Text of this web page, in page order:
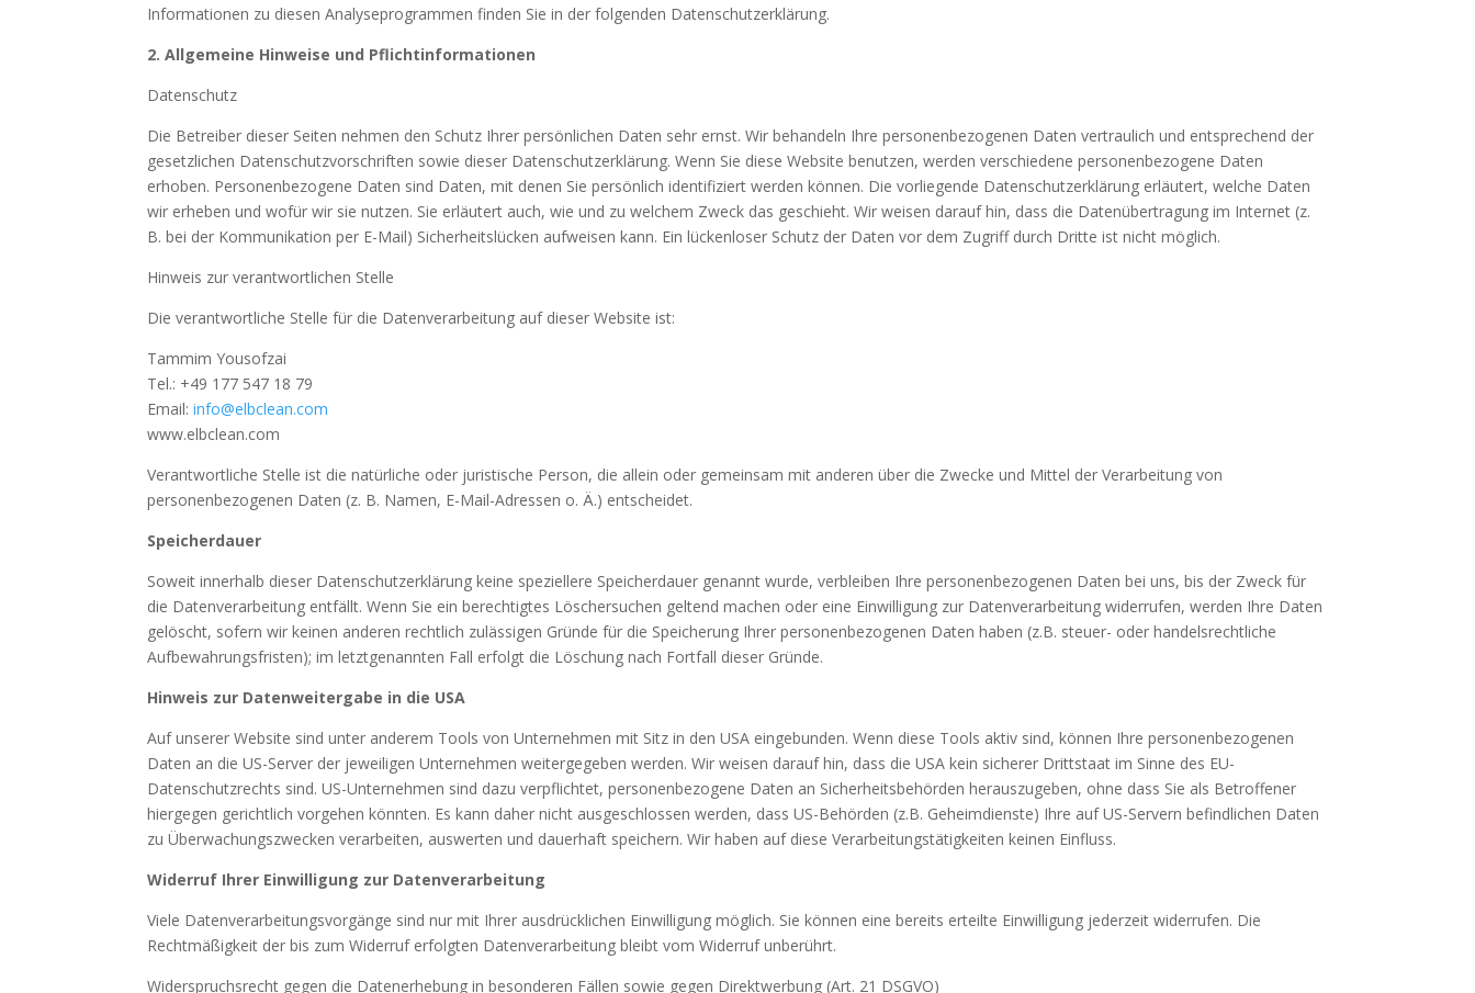
Informationen zu diesen Analyseprogrammen finden Sie in der folgenden Datenschutzerklärung.
2. Allgemeine Hinweise und Pflicht­informationen
Datenschutz
Die Betreiber dieser Seiten nehmen den Schutz Ihrer persönlichen Daten sehr ernst. Wir behandeln Ihre personenbezogenen Daten vertraulich und entsprechend der
gesetzlichen Datenschutzvorschriften sowie dieser Datenschutzerklärung. Wenn Sie diese Website benutzen, werden verschiedene personenbezogene Daten
erhoben. Personenbezogene Daten sind Daten, mit denen Sie persönlich identifiziert werden können. Die vorliegende Datenschutzerklärung erläutert, welche Daten
wir erheben und wofür wir sie nutzen. Sie erläutert auch, wie und zu welchem Zweck das geschieht. Wir weisen darauf hin, dass die Datenübertragung im Internet (z.
B. bei der Kommunikation per E-Mail) Sicherheitslücken aufweisen kann. Ein lückenloser Schutz der Daten vor dem Zugriff durch Dritte ist nicht möglich.
Hinweis zur verantwortlichen Stelle
Die verantwortliche Stelle für die Datenverarbeitung auf dieser Website ist:
Tammim Yousofzai
Tel.: +49 177 547 18 79
Email:info@elbclean.com
www.elbclean.com
Verantwortliche Stelle ist die natürliche oder juristische Person, die allein oder gemeinsam mit anderen über die Zwecke und Mittel der Verarbeitung von
personenbezogenen Daten (z. B. Namen, E-Mail-Adressen o. Ä.) entscheidet.
Speicherdauer
Soweit innerhalb dieser Datenschutzerklärung keine speziellere Speicherdauer genannt wurde, verbleiben Ihre personenbezogenen Daten bei uns, bis der Zweck für
die Datenverarbeitung entfällt. Wenn Sie ein berechtigtes Löschersuchen geltend machen oder eine Einwilligung zur Datenverarbeitung widerrufen, werden Ihre Daten
gelöscht, sofern wir keinen anderen rechtlich zulässigen Gründe für die Speicherung Ihrer personenbezogenen Daten haben (z.B. steuer- oder handelsrechtliche
Aufbewahrungsfristen); im letztgenannten Fall erfolgt die Löschung nach Fortfall dieser Gründe.
Hinweis zur Datenweitergabe in die USA
Auf unserer Website sind unter anderem Tools von Unternehmen mit Sitz in den USA eingebunden. Wenn diese Tools aktiv sind, können Ihre personenbezogenen
Daten an die US-Server der jeweiligen Unternehmen weitergegeben werden. Wir weisen darauf hin, dass die USA kein sicherer Drittstaat im Sinne des EU-
Datenschutzrechts sind. US-Unternehmen sind dazu verpflichtet, personenbezogene Daten an Sicherheitsbehörden herauszugeben, ohne dass Sie als Betroffener
hiergegen gerichtlich vorgehen könnten. Es kann daher nicht ausgeschlossen werden, dass US-Behörden (z.B. Geheimdienste) Ihre auf US-Servern befindlichen Daten
zu Überwachungszwecken verarbeiten, auswerten und dauerhaft speichern. Wir haben auf diese Verarbeitungstätigkeiten keinen Einfluss.
Widerruf Ihrer Einwilligung zur Datenverarbeitung
Viele Datenverarbeitungsvorgänge sind nur mit Ihrer ausdrücklichen Einwilligung möglich. Sie können eine bereits erteilte Einwilligung jederzeit widerrufen. Die
Rechtmäßigkeit der bis zum Widerruf erfolgten Datenverarbeitung bleibt vom Widerruf unberührt.
Widerspruchsrecht gegen die Datenerhebung in besonderen Fällen sowie gegen Direktwerbung (Art. 21 DSGVO)